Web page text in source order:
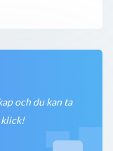
och du kan ta
klick!